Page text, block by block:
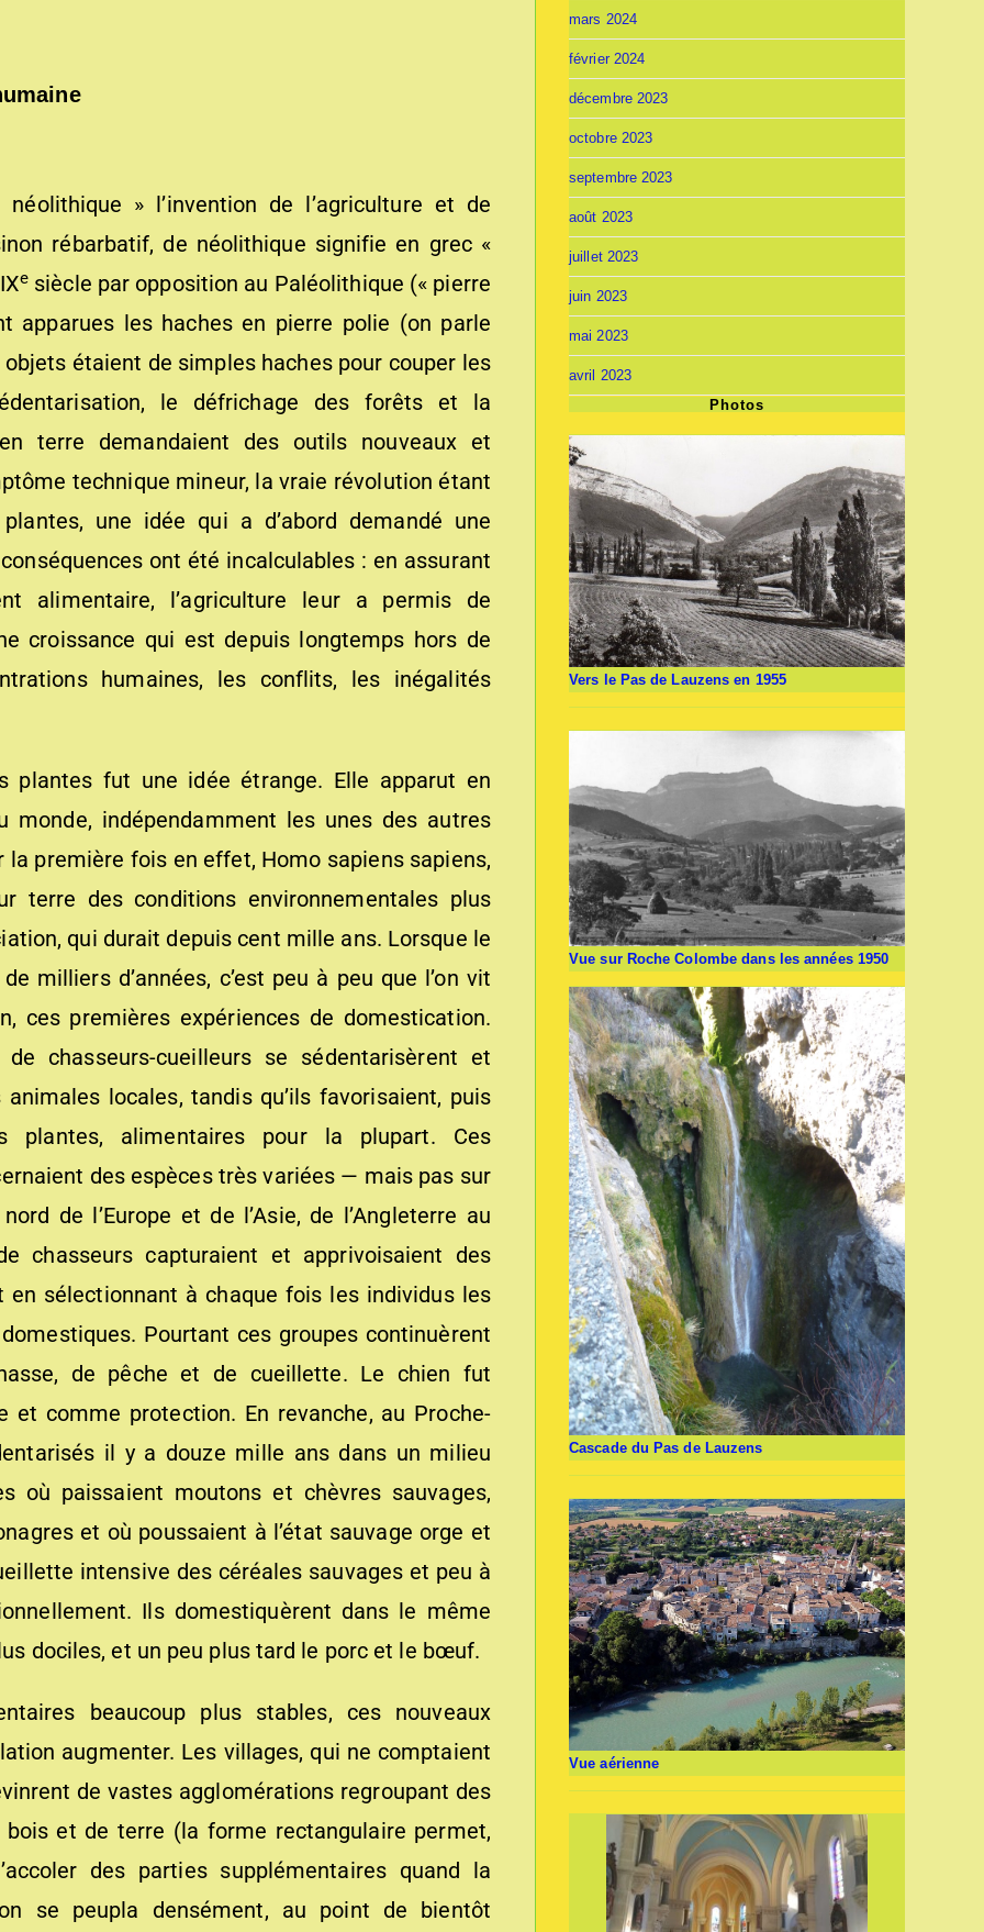
» l’invention de l’agriculture et de
rébarbatif, de néolithique signifie en grec «
e siècle par opposition au Paléolithique (« pierre
apparues les haches en pierre polie (on parle
objets étaient de simples haches pour couper les
le défrichage des forêts et la
terre demandaient des outils nouveaux et
technique mineur, la vraie révolution étant
une idée qui a d’abord demandé une
ont été incalculables : en assurant
alimentaire, l’agriculture leur a permis de
croissance qui est depuis longtemps hors de
humaines, les conflits, les inégalités
plantes fut une idée étrange. Elle apparut en
indépendamment les unes des autres
première fois en effet, Homo sapiens sapiens,
terre des conditions environnementales plus
qui durait depuis cent mille ans. Lorsque le
milliers d’années, c’est peu à peu que l’on vit
ces premières expériences de domestication.
chasseurs-cueilleurs se sédentarisèrent et
locales, tandis qu’ils favorisaient, puis
plantes, alimentaires pour la plupart. Ces
des espèces très variées — mais pas sur
de l’Europe et de l’Asie, de l’Angleterre au
chasseurs capturaient et apprivoisaient des
sélectionnant à chaque fois les individus les
Pourtant ces groupes continuèrent
de pêche et de cueillette. Le chien fut
comme protection. En revanche, au Proche-
il y a douze mille ans dans un milieu
où paissaient moutons et chèvres sauvages,
et où poussaient à l’état sauvage orge et
intensive des céréales sauvages et peu à
Ils domestiquèrent dans le même
dociles, et un peu plus tard le porc et le bœuf.
beaucoup plus stables, ces nouveaux
augmenter. Les villages, qui ne comptaient
de vastes agglomérations regroupant des
bois et de terre (la forme rectangulaire permet,
des parties supplémentaires quand la
se peupla densément, au point de bientôt
mars 2024
février 2024
décembre 2023
octobre 2023
septembre 2023
août 2023
juillet 2023
juin 2023
mai 2023
avril 2023
Photos
Vers le Pas de Lauzens en 1955
Vue sur Roche Colombe dans les années 1950
Cascade du Pas de Lauzens
Vue aérienne